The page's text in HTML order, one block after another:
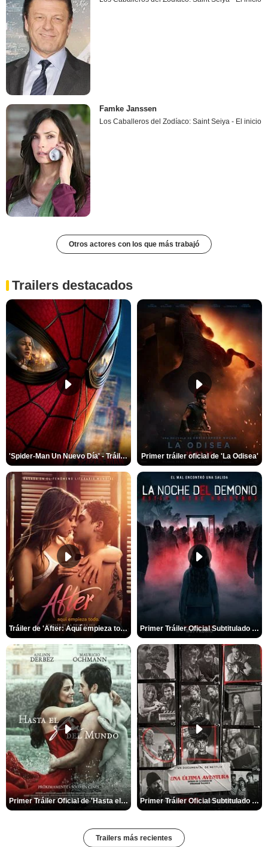
Famke Janssen
Los Caballeros del Zodíaco: Saint Seiya - El inicio
Otros actores con los que más trabajó
Trailers destacados
'Spider-Man Un Nuevo Día' - Tráiler oficial subtitulado Primer tráiler oficial de 'La Odisea'
Tráiler de 'After: Aquí empieza todo' Primer Tráiler Oficial Subtitulado de 'La Noche Del Demonio: Están Entre Nosotros'
Primer Tráiler Oficial de 'Hasta el fin del mundo' Primer Tráiler Oficial Subtitulado de 'Una última aventura: Detrás de cámaras de Stranger Things 5'
Trailers más recientes